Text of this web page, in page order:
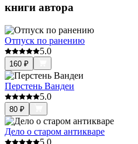
книги автора
Отпуск по ранению
5.0
160 ₽
Перстень Вандеи
5.0
80 ₽
Дело о старом антикваре
5.0